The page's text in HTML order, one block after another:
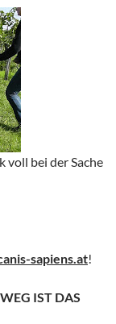
voll bei der Sache
sapiens.at!
IST DAS